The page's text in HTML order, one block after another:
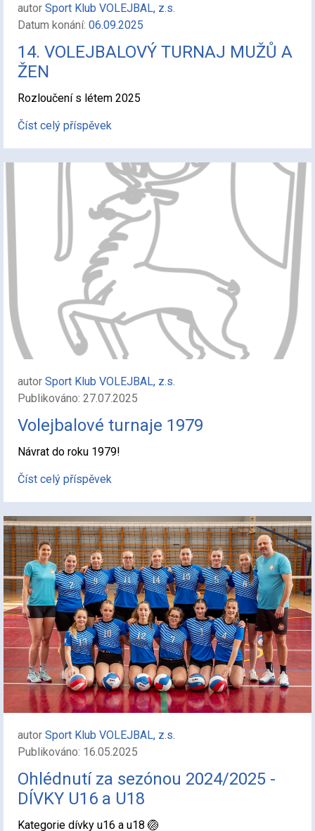
autor Sport Klub VOLEJBAL, z.s.
Datum konání: 06.09.2025
14. VOLEJBALOVÝ TURNAJ MUŽŮ A
ŽEN
Rozloučení s létem 2025
Číst celý příspěvek
autor Sport Klub VOLEJBAL, z.s.
Publikováno: 27.07.2025
Volejbalové turnaje 1979
Návrat do roku 1979!
Číst celý příspěvek
autor Sport Klub VOLEJBAL, z.s.
Publikováno: 16.05.2025
Ohlédnutí za sezónou 2024/2025 -
DÍVKY U16 a U18
Kategorie dívky u16 a u18 🏐